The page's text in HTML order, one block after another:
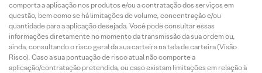
comporta a aplicação nos produtos e/ou a contratação dos serviços em
questão, bem como se há limitações de volume, concentração e/ou
quantidade para a aplicação desejada. Você pode consultar essas
informações diretamente no momento da transmissão da sua ordem ou,
ainda, consultando o risco geral da sua carteira na tela de carteira (Visão
Risco). Caso a sua pontuação de risco atual não comporte a
aplicação/contratação pretendida, ou caso existam limitações em relação à